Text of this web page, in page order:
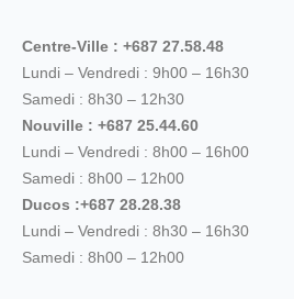
Centre-Ville : +687 27.58.48
Lundi – Vendredi : 9h00 – 16h30
Samedi : 8h30 – 12h30
Nouville : +687 25.44.60
Lundi – Vendredi : 8h00 – 16h00
Samedi : 8h00 – 12h00
Ducos :+687 28.28.38
Lundi – Vendredi : 8h30 – 16h30
Samedi : 8h00 – 12h00